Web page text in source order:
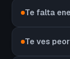
Te falta
Te ves